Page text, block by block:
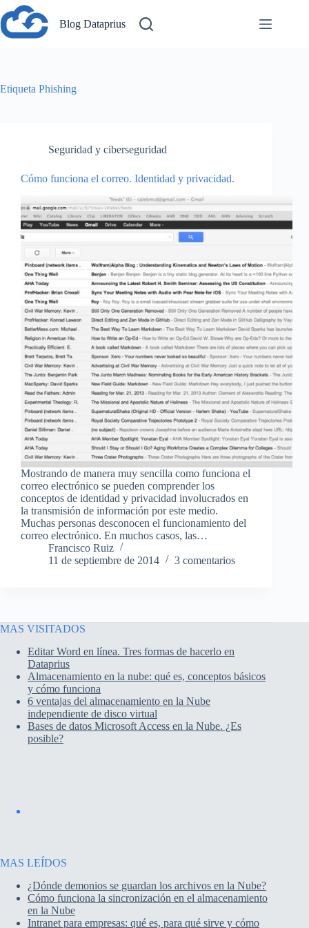
Saltar
al
contenido
Blog Dataprius
Etiqueta Phishing
Seguridad y ciberseguridad
Cómo funciona el correo. Identidad y privacidad.
Mostrando de manera muy sencilla como funciona el
correo electrónico se pueden comprender los
conceptos de identidad y privacidad involucrados en
la transmisión de información por este medio.
Muchas personas desconocen el funcionamiento del
correo electrónico. En muchos casos, las…
Francisco Ruiz
11 de septiembre de 2014
3 comentarios
MAS VISITADOS
Editar Word en línea. Tres formas de hacerlo en
Dataprius
Almacenamiento en la nube: qué es, conceptos básicos
y cómo funciona
6 ventajas del almacenamiento en la Nube
independiente de disco virtual
Bases de datos Microsoft Access en la Nube. ¿Es
posible?
MAS LEÍDOS
¿Dónde demonios se guardan los archivos en la Nube?
Cómo funciona la sincronización en el almacenamiento
en la Nube
Intranet para empresas: qué es, para qué sirve y cómo